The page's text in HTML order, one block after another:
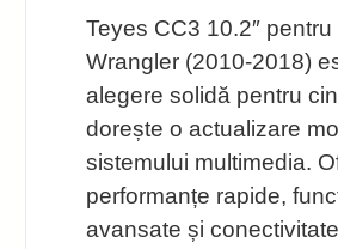
Teyes CC3 10.2″
Wrangler (2010-2018)
alegere solidă pentru
dorește o actualizare
sistemului multimedia.
performanțe rapide,
avansate și